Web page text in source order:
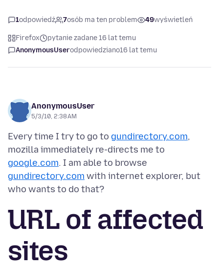
1odpowiedź 7osób ma ten problem 49wyświetleń
Firefox
pytanie zadane 16 lat temu
AnonymousUserodpowiedziano16 lat temu
AnonymousUser
5/3/10, 2:38 AM
Every time I try to go to gundirectory.com,
mozilla immediately re-directs me to
google.com. I am able to browse
gundirectory.com with internet explorer, but
URL of affected
sites